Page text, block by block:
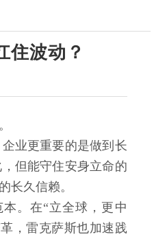
住波动？
业更重要的是做到长
但能守住安身立命的
长久信赖。
。在“立全球，更中
，雷克萨斯也加速践